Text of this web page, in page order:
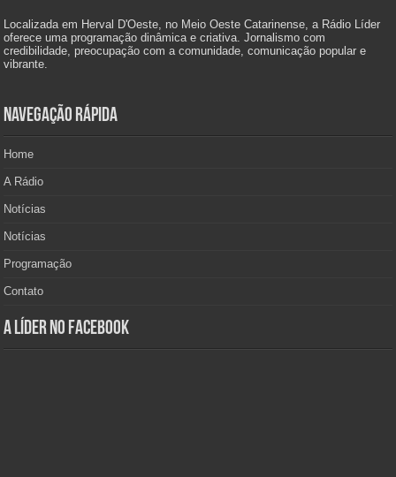
Localizada em Herval D'Oeste, no Meio Oeste Catarinense, a Rádio Líder
oferece uma programação dinâmica e criativa. Jornalismo com
credibilidade, preocupação com a comunidade, comunicação popular e
vibrante.
Navegação Rápida
Home
A Rádio
Notícias
Notícias
Programação
Contato
A Líder no Facebook